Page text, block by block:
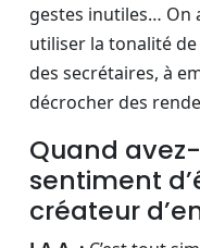
gestes inutiles… On
utiliser la tonalité
des secrétaires, à
décrocher des
Quand
sentiment
créateur